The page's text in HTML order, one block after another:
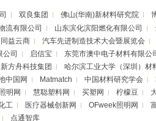
双良集团 佛山(华南)新材料研究院
流有限公司 山东滨化滨阳燃化有限公司
同益云商 汽车先进制造技术大会暨展览会
司 启信宝 东莞市澳中电子材料有限公
方舟科技集团 哈尔滨工业大学（深圳）材
中国网 Matmatch 中国材料研究学会
明网 慧聪塑料网 买塑网 柠檬豆
工 医疗器械创新网 OFweek照明网
点通智库